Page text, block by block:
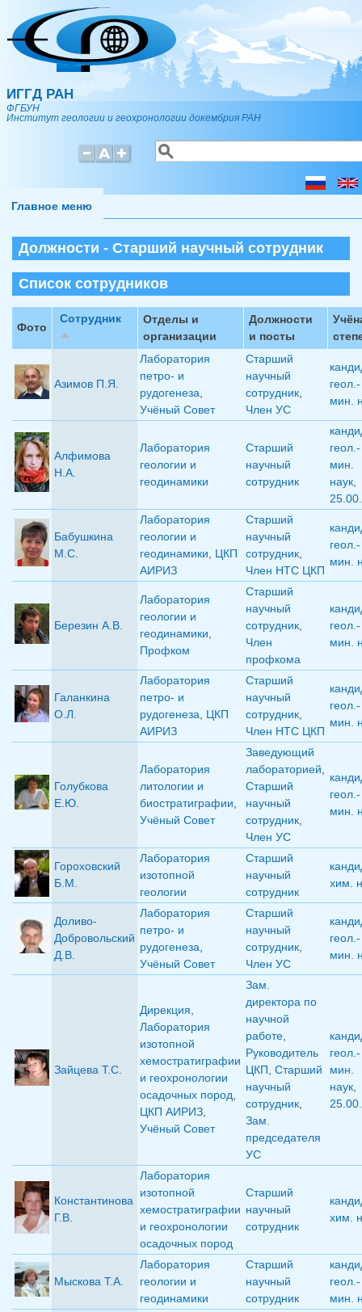
Перейти к основному содержанию
ИГГД РАН
ФГБУН
Институт геологии и геохронологии докембрия РАН
Форма поиска
Поиск
Главное меню
Должности - Старший научный сотрудник
Список сотрудников
Фото
Сотрудник
Отделы и
организации
Должности
и посты
Азимов П.Я.
Лаборатория
петро- и
рудогенеза,
Учёный Совет
Старший
научный
сотрудник,
Член УС
геол.-
мин.
Алфимова
Н.А.
Лаборатория
геологии и
геодинамики
Старший
научный
сотрудник
геол.-
мин.
наук,
Бабушкина
М.С.
Лаборатория
геологии и
геодинамики, ЦКП
АИРИЗ
Старший
научный
сотрудник,
Член НТС ЦКП
геол.-
мин.
Березин А.В.
Лаборатория
геологии и
геодинамики,
Профком
Старший
научный
сотрудник,
Член
профкома
геол.-
мин.
Галанкина
О.Л.
Лаборатория
петро- и
рудогенеза, ЦКП
АИРИЗ
Старший
научный
сотрудник,
Член НТС ЦКП
геол.-
мин.
Голубкова
Е.Ю.
Лаборатория
литологии и
биостратиграфии,
Учёный Совет
Заведующий
лабораторией,
Старший
научный
сотрудник,
Член УС
геол.-
мин.
Гороховский
Б.М.
Лаборатория
изотопной
геологии
Старший
научный
сотрудник
хим.
Доливо-
Добровольский
Д.В.
Лаборатория
петро- и
рудогенеза,
Учёный Совет
Старший
научный
сотрудник,
Член УС
геол.-
мин.
Зайцева Т.С.
Дирекция,
Лаборатория
изотопной
хемостратиграфии
и геохронологии
осадочных пород,
ЦКП АИРИЗ,
Учёный Совет
Зам.
директора по
научной
работе,
Руководитель
ЦКП, Старший
научный
сотрудник,
Зам.
председателя
УС
геол.-
мин.
наук,
Константинова
Г.В.
Лаборатория
изотопной
хемостратиграфии
и геохронологии
осадочных пород
Старший
научный
сотрудник
хим.
Мыскова Т.А.
Лаборатория
геологии и
геодинамики
Старший
научный
сотрудник
геол.-
мин.